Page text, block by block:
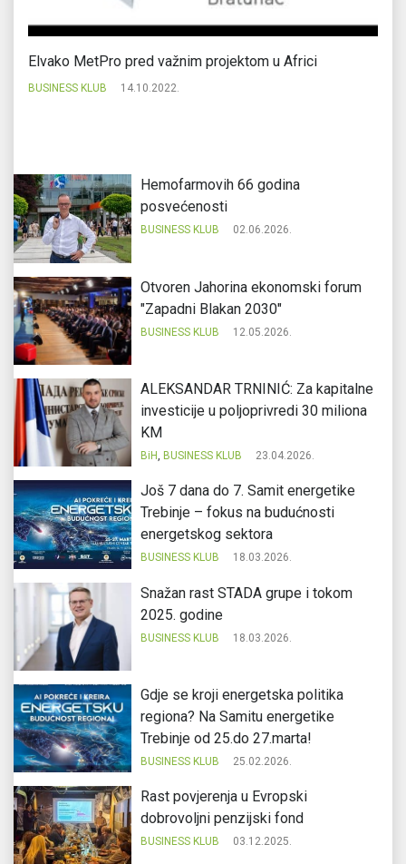
Elvako MetPro pred važnim projektom u Africi
BUSINESS KLUB 14.10.2022.
Hemofarmovih 66 godina
posvećenosti
BUSINESS KLUB 02.06.2026.
Otvoren Jahorina ekonomski forum
"Zapadni Blakan 2030"
BUSINESS KLUB 12.05.2026.
ALEKSANDAR TRNINIĆ: Za kapitalne
investicije u poljoprivredi 30 miliona
KM
BiH, BUSINESS KLUB 23.04.2026.
Još 7 dana do 7. Samit energetike
Trebinje – fokus na budućnosti
energetskog sektora
BUSINESS KLUB 18.03.2026.
Snažan rast STADA grupe i tokom
2025. godine
BUSINESS KLUB 18.03.2026.
Gdje se kroji energetska politika
regiona? Na Samitu energetike
Trebinje od 25.do 27.marta!
BUSINESS KLUB 25.02.2026.
Rast povjerenja u Evropski
dobrovoljni penzijski fond
BUSINESS KLUB 03.12.2025.